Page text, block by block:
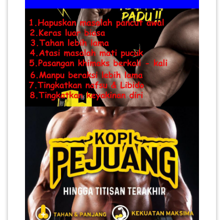
KEPERLUAN(16)
SELECT NEGERI
SELANGOR(37)
PAHANG(13)
KELANTAN(22)